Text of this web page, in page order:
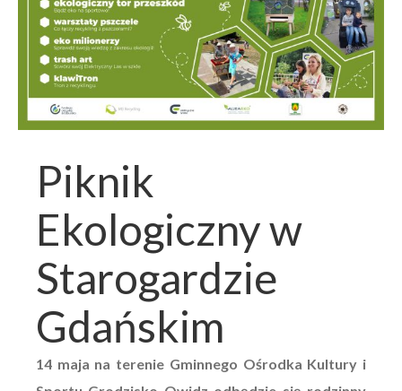
Piknik
Ekologiczny w
Starogardzie
Gdańskim
14 maja na terenie Gminnego Ośrodka Kultury i